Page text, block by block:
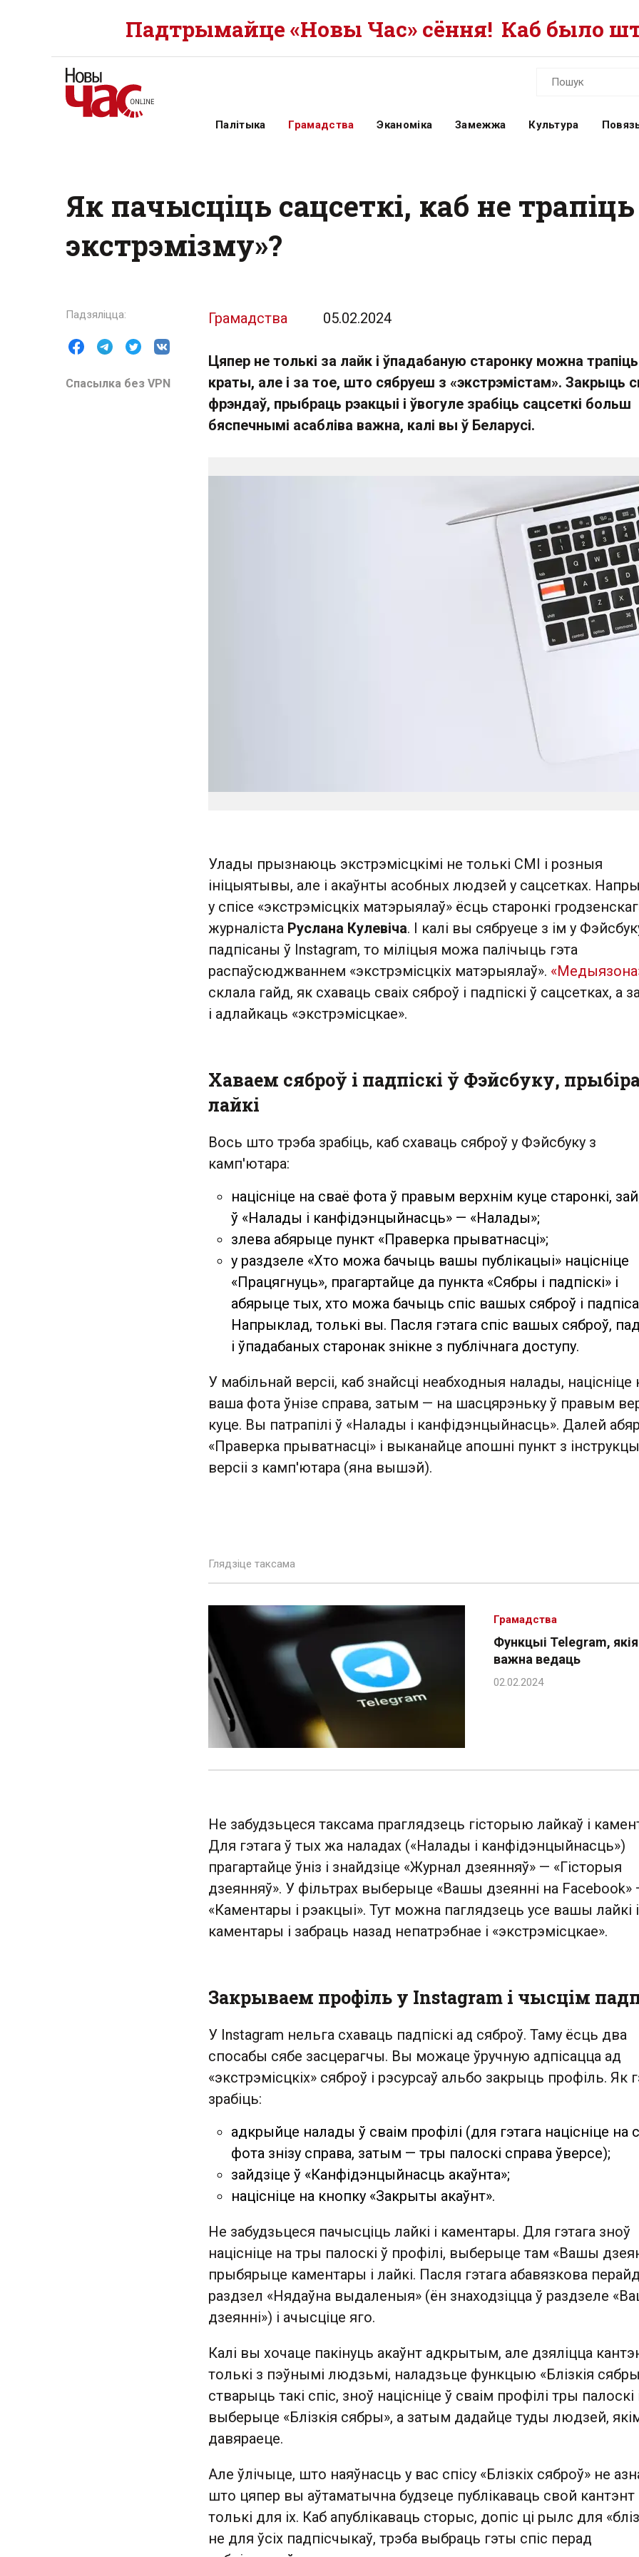
Падтрымайце «Новы Час» сёння! Каб было
Палітыка Грамадства Эканоміка Замежжа Культура
Як пачысціць сацсеткі, каб не
экстрэмізму»?
Спасылка без VPN
Грамадства 05.02.2024
Цяпер не толькі за лайк і ўпадабаную старонку можна
краты, але і за тое, што сябруеш з «экстрэмістам». Закрыць
фрэндаў, прыбраць рэакцыі і ўвогуле зрабіць сацсеткі больш
бяспечнымі асабліва важна, калі вы ў Беларусі.
Улады прызнаюць экстрэмісцкімі не толькі СМІ і розныя
ініцыятывы, але і акаўнты асобных людзей у сацсетках.
у спісе «экстрэмісцкіх матэрыялаў» ёсць старонкі
журналіста Руслана Кулевіча. І калі вы сябруеце з ім у
падпісаны ў Instagram, то міліцыя можа палічыць гэта
распаўсюджваннем «экстрэмісцкіх матэрыялаў».
склала гайд, як схаваць сваіх сяброў і падпіскі ў сацсетках, а
і адлайкаць «экстрэмісцкае».
Хаваем сяброў і падпіскі ў Фэйсбуку,
лайкі
Вось што трэба зрабіць, каб схаваць сяброў у Фэйсбуку з
камп'ютара:
націсніце на сваё фота ў правым верхнім куце старонкі,
ў «Налады і канфідэнцыйнасць» — «Налады»;
злева абярыце пункт «Праверка прыватнасці»;
у раздзеле «Хто можа бачыць вашы публікацыі» націсніце
«Працягнуць», прагартайце да пункта «Сябры і падпіскі» і
абярыце тых, хто можа бачыць спіс вашых сяброў і
Напрыклад, толькі вы. Пасля гэтага спіс вашых сяброў,
і ўпадабаных старонак знікне з публічнага доступу.
У мабільнай версіі, каб знайсці неабходныя налады, націсніце
ваша фота ўнізе справа, затым — на шасцярэньку ў правым
куце. Вы патрапілі ў «Налады і канфідэнцыйнасць». Далей
«Праверка прыватнасці» і выканайце апошні пункт з
версіі з камп'ютара (яна вышэй).
Глядзіце таксама
Функцыі Telegram, якія
важна ведаць
Грамадства
Не забудзьцеся таксама праглядзець гісторыю лайкаў і
Для гэтага ў тых жа наладах («Налады і канфідэнцыйнасць»)
прагартайце ўніз і знайдзіце «Журнал дзеянняў» — «Гісторыя
дзеянняў». У фільтрах выберыце «Вашы дзеянні на Facebook»
«Каментары і рэакцыі». Тут можна паглядзець усе вашы лайкі і
каментары і забраць назад непатрэбнае і «экстрэмісцкае».
Закрываем профіль у Instagram і чысцім
У Instagram нельга схаваць падпіскі ад сяброў. Таму ёсць два
спосабы сябе засцерагчы. Вы можаце ўручную адпісацца ад
«экстрэмісцкіх» сяброў і рэсурсаў альбо закрыць профіль. Як
зрабіць:
адкрыйце налады ў сваім профілі (для гэтага націсніце на
фота знізу справа, затым — тры палоскі справа ўверсе);
зайдзіце ў «Канфідэнцыйнасць акаўнта»;
націсніце на кнопку «Закрыты акаўнт».
Не забудзьцеся пачысціць лайкі і каментары. Для гэтага зноў
націсніце на тры палоскі ў профілі, выберыце там «Вашы
прыбярыце каментары і лайкі. Пасля гэтага абавязкова
раздзел «Нядаўна выдаленыя» (ён знаходзіцца ў раздзеле
дзеянні») і ачысціце яго.
Калі вы хочаце пакінуць акаўнт адкрытым, але дзяліцца
толькі з пэўнымі людзьмі, наладзьце функцыю «Блізкія
стварыць такі спіс, зноў націсніце ў сваім профілі тры палоскі
выберыце «Блізкія сябры», а затым дадайце туды людзей,
давяраеце.
Але ўлічыце, што наяўнасць у вас спісу «Блізкіх сяброў» не
што цяпер вы аўтаматычна будзеце публікаваць свой кантэнт
толькі для іх. Каб апублікаваць сторыс, допіс ці рылс для
не для ўсіх падпісчыкаў, трэба выбраць гэты спіс перад